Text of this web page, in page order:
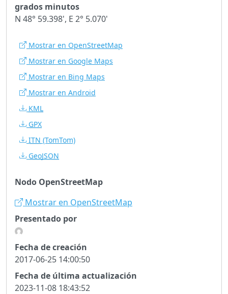
grados minutos
N 48° 59.398', E 2° 5.070'
Mostrar en OpenStreetMap
Mostrar en Google Maps
Mostrar en Bing Maps
Mostrar en Android
KML
GPX
ITN (TomTom)
GeoJSON
Nodo OpenStreetMap
Mostrar en OpenStreetMap
Presentado por
Fecha de creación
2017-06-25 14:00:50
Fecha de última actualización
2023-11-08 18:43:52